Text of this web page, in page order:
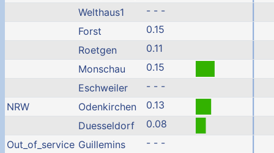
Welthaus1
- - -
Forst
0.15
Roetgen
0.11
Monschau
0.15
Eschweiler
- - -
NRW
Odenkirchen
0.13
Duesseldorf
0.08
Out_of_service Guillemins
- - -